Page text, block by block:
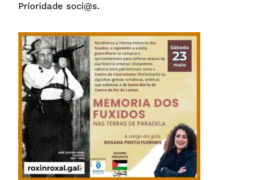
Prioridade soci@s.